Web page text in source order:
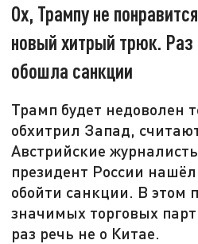
Ох, Трампу не
новый хитрый трюк.
обошла санкции
Трамп будет недоволен
обхитрил Запад,
Австрийские
президент России
обойти санкции. В этом
значимых торговых
раз речь не о Китае.